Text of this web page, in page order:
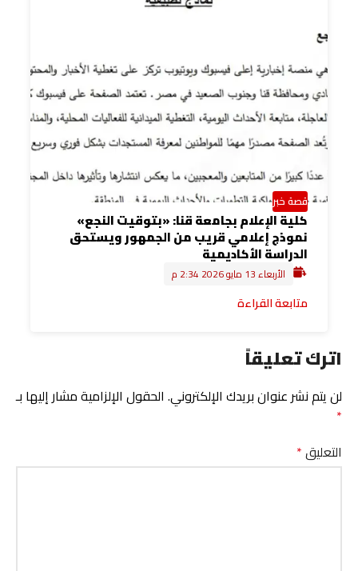
قصة خبر
كلية الإعلام بجامعة قنا: «بتوقيت النجع»
نموذج إعلامي قريب من الجمهور ويستحق
الدراسة الأكاديمية
الأربعاء 13 مايو 2026 2:34 م
متابعة القراءة
اترك تعليقاً
لن يتم نشر عنوان بريدك الإلكتروني. الحقول الإلزامية مشار إليها بـ
*
التعليق*